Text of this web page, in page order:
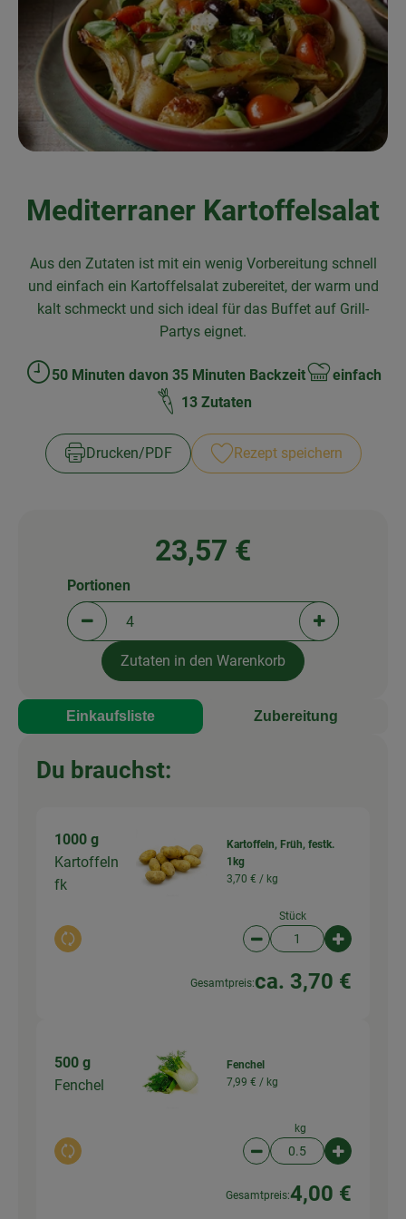
Frischetheke
Natukostwaren
Getränke
Tiernahrung
Über uns
Mediterraner Kartoffelsalat
Aus den Zutaten ist mit ein wenig Vorbereitung schnell
und einfach ein Kartoffelsalat zubereitet, der warm und
kalt schmeckt und sich ideal für das Buffet auf Grill-
Partys eignet.
Zubreitungszeit:
50 Minuten davon 35 Minuten Backzeit
Schwierigkeit:
einfach
13 Zutaten
Drucken​/​PDF Rezept speichern
23,57 €
Portionen verringern (aktuell 4 Portionen
Portionen
Portionen
Zutaten in den Warenkorb
Einkaufsliste Zubereitung
Du brauchst:
1000 g
Kartoffeln
fk
Auswahl ändern
Kartoffeln, Früh, festk.
1kg
3,70 € / kg
Stück
Artikelanzahl
Gesamtpreis:ca. 3,70 €
500 g
Fenchel
Auswahl ändern
Fenchel
7,99 € / kg
kg
Artikelanzahl
Gesamtpreis:4,00 €